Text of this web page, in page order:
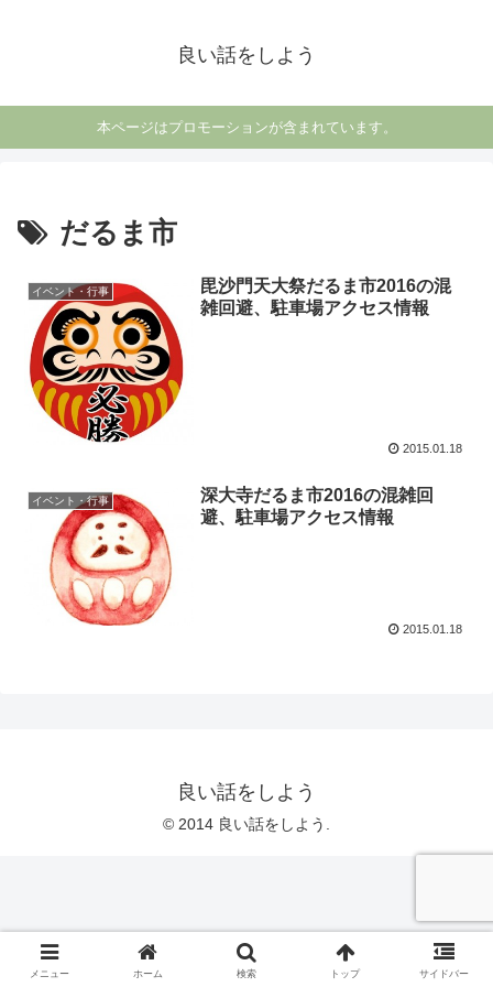
良い話をしよう
本ページはプロモーションが含まれています。
だるま市
イベント・行事
毘沙門天大祭だるま市2016の混
雑回避、駐車場アクセス情報
2015.01.18
イベント・行事
深大寺だるま市2016の混雑回
避、駐車場アクセス情報
2015.01.18
良い話をしよう
© 2014 良い話をしよう.
メニュー ホーム 検索 トップ サイドバー